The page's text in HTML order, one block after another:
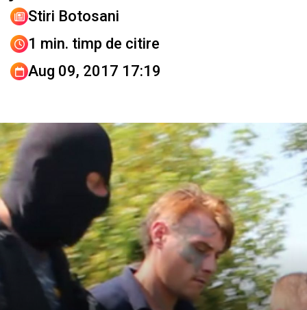
Stiri Botosani
1 min. timp de citire
Aug 09, 2017 17:19